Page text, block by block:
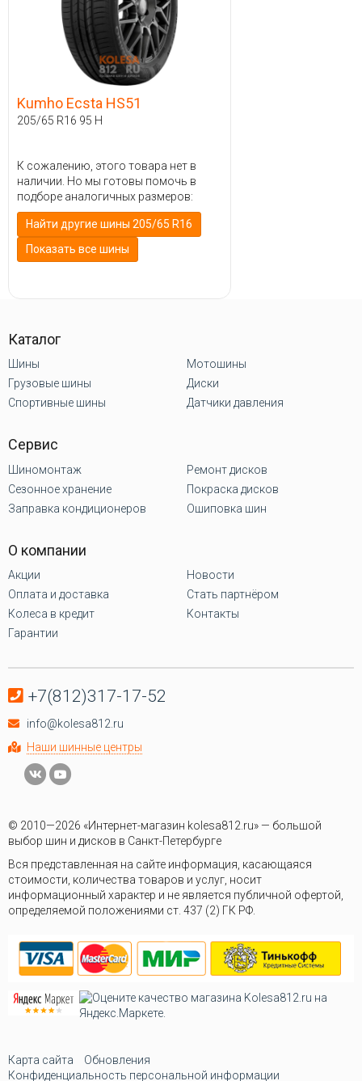
Kumho Ecsta HS51
205/65 R16 95 H
К сожалению, этого товара нет в
наличии. Но мы готовы помочь в
подборе аналогичных размеров:
Найти другие шины 205/65 R16
Показать все шины
Каталог
Шины
Грузовые шины
Спортивные шины
Мотошины
Диски
Датчики давления
Сервис
Шиномонтаж
Сезонное хранение
Заправка кондиционеров
Ремонт дисков
Покраска дисков
Ошиповка шин
О компании
Акции
Оплата и доставка
Колеса в кредит
Гарантии
Новости
Стать партнёром
Контакты
+7(812)317-17-52
info@kolesa812.ru
Наши шинные центры
© 2010—2026 «Интернет-магазин kolesa812.ru» — большой
выбор шин и дисков в Санкт-Петербурге
Вся представленная на сайте информация, касающаяся
стоимости, количества товаров и услуг, носит
информационный характер и не является публичной офертой,
определяемой положениями ст. 437 (2) ГК РФ.
Карта сайта
Обновления
Конфиденциальность персональной информации